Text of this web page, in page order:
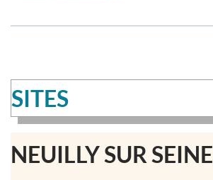
SITES
NEUILLY SUR SEINE